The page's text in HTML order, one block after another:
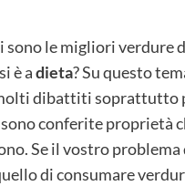
sono le migliori verdure
è adieta? Su questo
dibattiti soprattutto
conferite proprietà
Se il vostro problema
di consumare